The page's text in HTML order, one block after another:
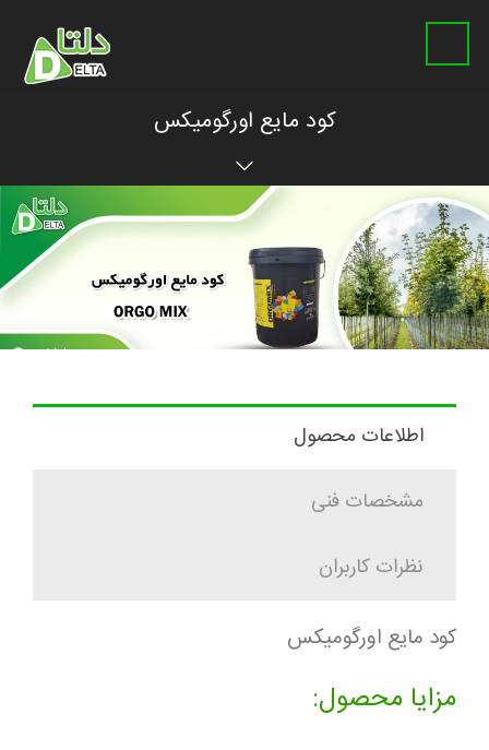
کود مایع اورگومیکس
اطلاعات محصول
مشخصات فنی
نظرات کاربران
کود مایع اورگومیکس
مزایا محصول: